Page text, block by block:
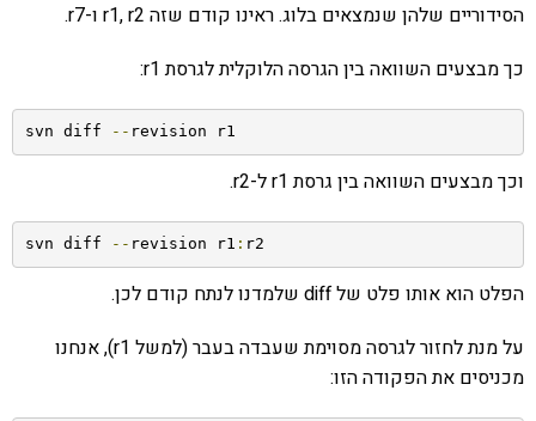
הסידוריים שלהן שנמצאים בלוג. ראינו קודם שזה r1, r2 ו-r7.
כך מבצעים השוואה בין הגרסה הלוקלית לגרסת r1:
svn diff -- revision r1
וכך מבצעים השוואה בין גרסת r1 ל-r2.
svn diff -- revision r1 : r2
הפלט הוא אותו פלט של diff שלמדנו לנתח קודם לכן.
על מנת לחזור לגרסה מסוימת שעבדה בעבר (למשל r1), אנחנו
מכניסים את הפקודה הזו: